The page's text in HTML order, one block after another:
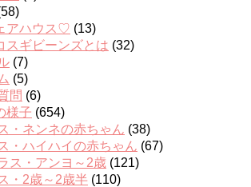
アハウス♡ (13)
ギビーンズとは (32)
(7)
(5)
問 (6)
様子 (654)
・ネンネの赤ちゃん (38)
・ハイハイの赤ちゃん (67)
ス・アンヨ～2歳 (121)
・2歳～2歳半 (110)